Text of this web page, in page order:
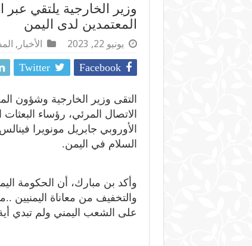
وزير الخارجية يلتقي عبر
المعتمدين لدى اليمن
يونيو 22, 2023 الأخبار ,
Facebook
Twitter
التقى وزير الخارجية وشؤون
الاتصال المرئي، رؤساء البعثات
الأوروبي جابريل مونويرا
السلام في اليمن.
وأكد بن مبارك، أن الحكومة
والتخفيف من معاناة اليمنيين
على الشعب اليمني ولم تبدي